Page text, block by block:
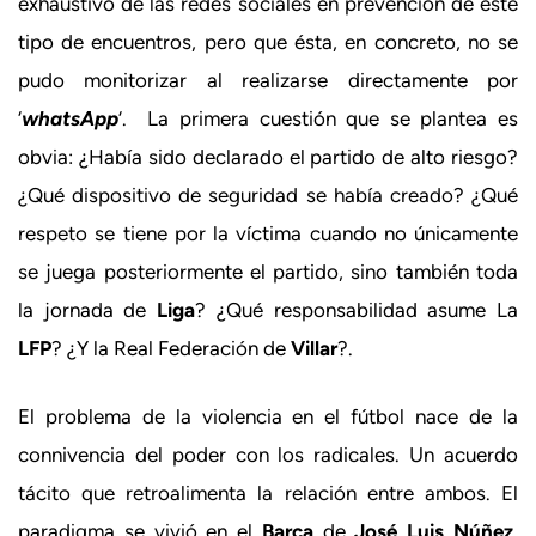
tipo de encuentros, pero que ésta, en concreto, no se
pudo monitorizar al realizarse directamente por
‘whatsApp‘. La primera cuestión que se plantea es
obvia: ¿Había sido declarado el partido de alto riesgo?
¿Qué dispositivo de seguridad se había creado? ¿Qué
respeto se tiene por la víctima cuando no únicamente
se juega posteriormente el partido, sino también toda
la jornada de Liga? ¿Qué responsabilidad asume La
LFP? ¿Y la Real Federación de Villar?.
El problema de la violencia en el fútbol nace de la
connivencia del poder con los radicales. Un acuerdo
tácito que retroalimenta la relación entre ambos. El
paradigma se vivió en el BarçadeJosé Luis Núñez